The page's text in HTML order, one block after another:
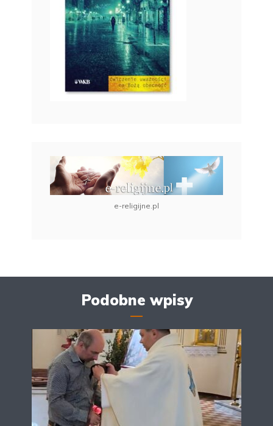
e-religijne.pl
Podobne wpisy